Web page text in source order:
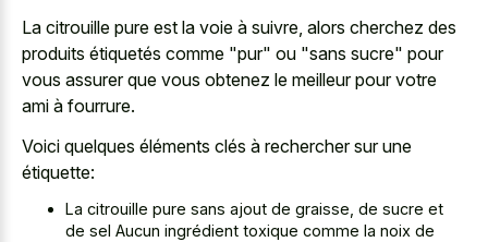
La citrouille pure est la voie à suivre, alors cherchez des
produits étiquetés comme "pur" ou "sans sucre" pour
vous assurer que vous obtenez le meilleur pour votre
ami à fourrure.
Voici quelques éléments clés à rechercher sur une
étiquette:
La citrouille pure sans ajout de graisse, de sucre et
de sel Aucun ingrédient toxique comme la noix de